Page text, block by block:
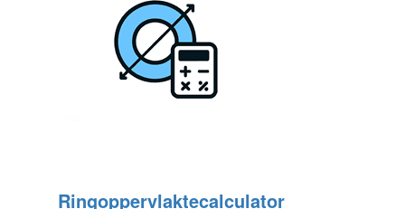
Ringoppervlaktecalculator